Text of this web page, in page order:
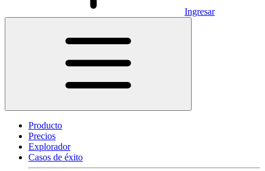
Ingresar
Producto
Precios
Explorador
Casos de éxito